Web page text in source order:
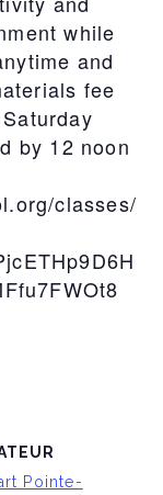
while
and
fee
by 12 noon
classes/
Pointe-